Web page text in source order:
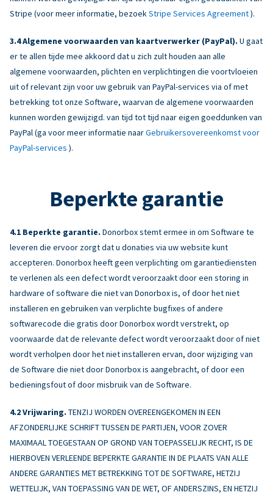
Stripe (voor meer informatie, bezoek Stripe Services Agreement).
Algemene voorwaarden van kaartverwerker (PayPal). U gaat
er te allen tijde mee akkoord dat u zich zult houden aan alle
algemene voorwaarden, plichten en verplichtingen die voortvloeien
uit of relevant zijn voor uw gebruik van PayPal-services via of met
betrekking tot onze Software, waarvan de algemene voorwaarden
kunnen worden gewijzigd. van tijd tot tijd naar eigen goeddunken van
PayPal (ga voor meer informatie naarGebruikersovereenkomst voor
PayPal-services ).
Beperkte garantie
Beperkte garantie. Donorbox stemt ermee in om Software te
leveren die ervoor zorgt dat u donaties via uw website kunt
accepteren. Donorbox heeft geen verplichting om garantiediensten
te verlenen als een defect wordt veroorzaakt door een storing in
hardware of software die niet van Donorbox is, of door het niet
installeren en gebruiken van verplichte bugfixes of andere
softwarecode die gratis door Donorbox wordt verstrekt, op
voorwaarde dat de relevante defect wordt veroorzaakt door of niet
wordt verholpen door het niet installeren ervan, door wijziging van
de Software die niet door Donorbox is aangebracht, of door een
bedieningsfout of door misbruik van de Software.
Vrijwaring. TENZIJ WORDEN OVEREENGEKOMEN IN EEN
AFZONDERLIJKE SCHRIFT TUSSEN DE PARTIJEN, VOOR ZOVER
MAXIMAAL TOEGESTAAN OP GROND VAN TOEPASSELIJK RECHT, IS DE
HIERBOVEN VERLEENDE BEPERKTE GARANTIE IN DE PLAATS VAN ALLE
ANDERE GARANTIES MET BETREKKING TOT DE SOFTWARE, HETZIJ
WETTELIJK, VAN TOEPASSING VAN DE WET, OF ANDERSZINS, EN HETZIJ